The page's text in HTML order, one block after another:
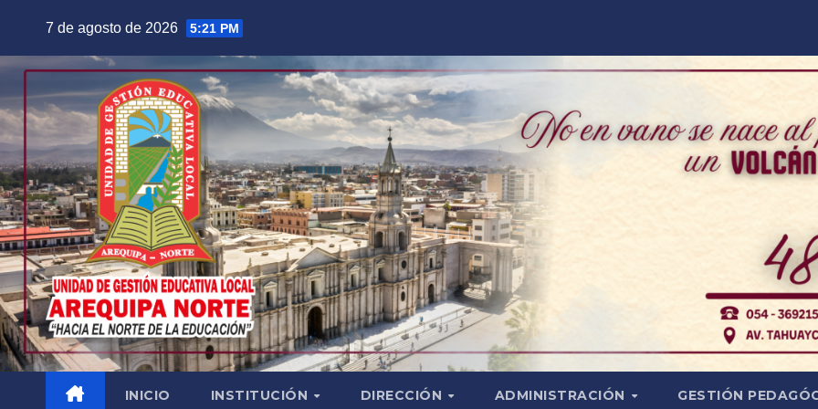
contenido
7 de agosto de 2026 5:21 PM
INICIO INSTITUCIÓN DIRECCIÓN ADMINISTRACIÓN GESTIÓN